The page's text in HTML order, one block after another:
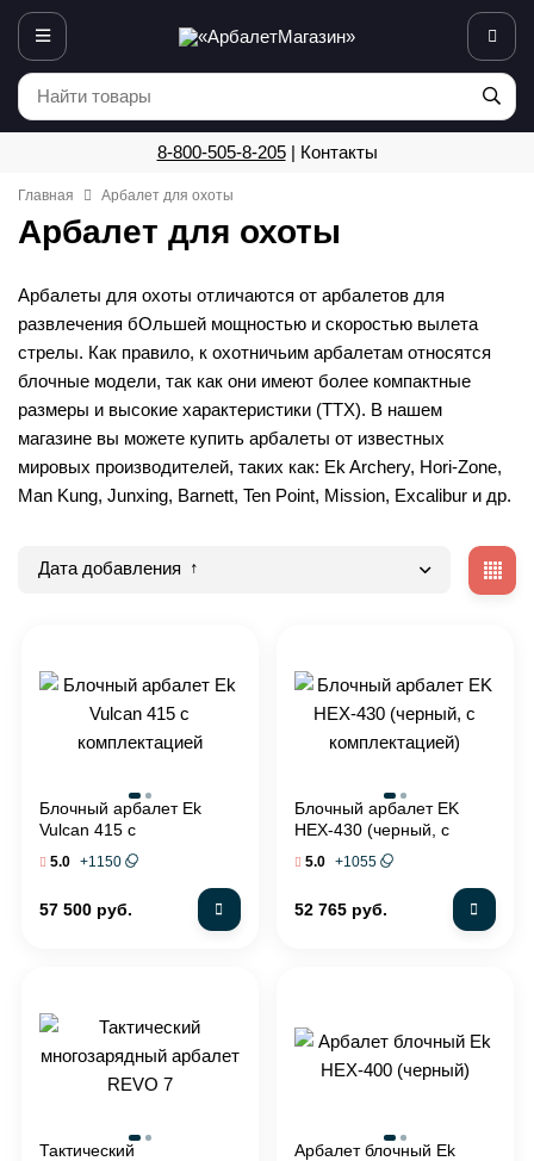
8-800-505-8-205| Контакты
Главная Арбалет для охоты
Арбалет для охоты
Арбалеты для охоты отличаются от арбалетов для
развлечения бОльшей мощностью и скоростью вылета
стрелы. Как правило, к охотничьим арбалетам относятся
блочные модели, так как они имеют более компактные
размеры и высокие характеристики (ТТХ). В нашем
магазине вы можете купить арбалеты от известных
мировых производителей, таких как: Ek Archery, Hori-Zone,
Man Kung, Junxing, Barnett, Ten Point, Mission, Excalibur и др.
Дата добавления
Блочный арбалет Ek
Vulcan 415 c
комплектацией
5.0 +1150
57 500 руб.
Блочный арбалет EK
HEX-430 (черный, c
комплектацией)
5.0 +1055
52 765 руб.
Тактический
Арбалет блочный Ek